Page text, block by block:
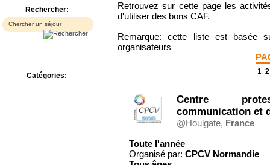
Rechercher:
Catégories:
Retrouvez sur cette page les
d'utiliser des bons CAF.
Remarque: cette liste est basée
organisateurs
1 2
Centre
communication et
@Houlgate, France
Toute l'année
Organisé par: CPCV Normandie